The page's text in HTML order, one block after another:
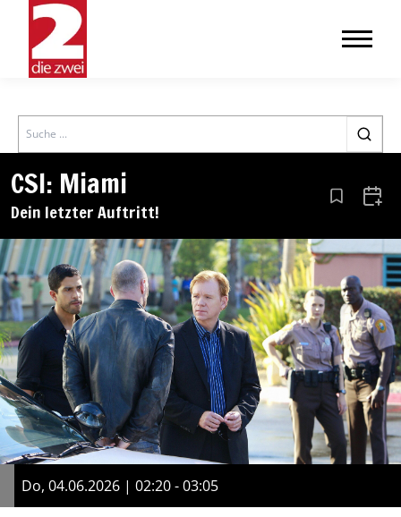
Search
CSI: Miami
Dein letzter Auftritt! Aus den
Do, 04.06.2026 | 02:20 - 03:05